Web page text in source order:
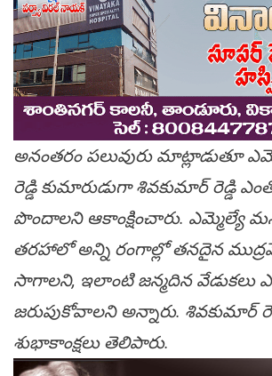
అనంతరం పలువురు మాట్లాడుతూ
రెడ్డి కుమారుడుగా శివకుమార్‌ రెడ్డి ఎంతో
పొందాలని ఆకాంక్షించారు. ఎమ్మెల్యే
తరహాలో అన్ని రంగాల్లో తనదైన
సాగాలని, ఇలాంటి జన్మదిన వేడుకలు
జరుపుకోవాలని అన్నారు. శివకుమార్‌
శుభాకాంక్షలు తెలిపారు.